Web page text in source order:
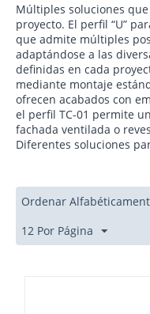
Múltiples soluciones
proyecto. El perfil “U”
que admite múltiples
adaptándose a las
definidas en cada
mediante montaje
ofrecen acabados con
el perfil TC-01 permite
fachada ventilada o
Diferentes soluciones
Ordenar
12 Por Página